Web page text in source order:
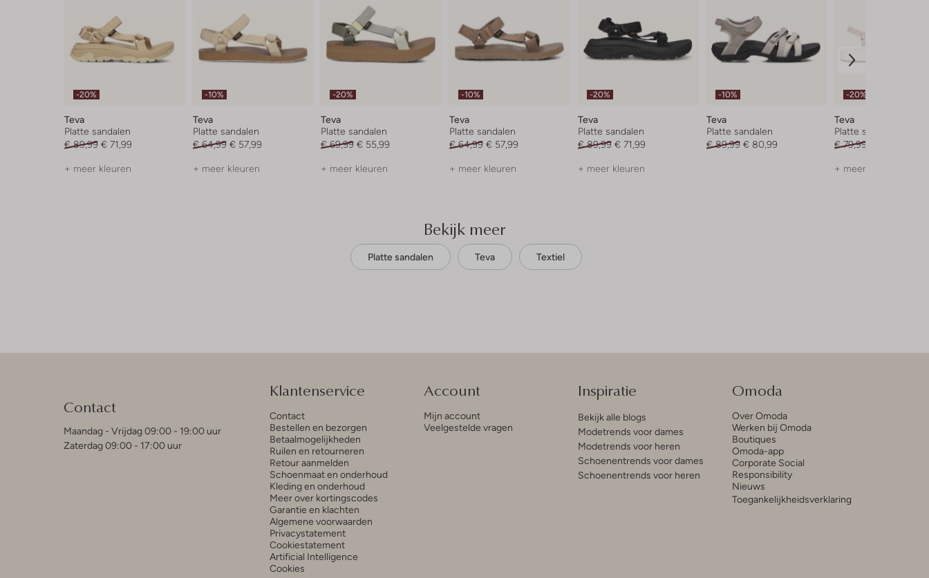
-20%
Teva
Platte sandalen
€ 89,99 € 71,99
+ meer kleuren
-10%
Teva
Platte sandalen
€ 64,99 € 57,99
+ meer kleuren
-20%
Teva
Platte sandalen
€ 69,99 € 55,99
+ meer kleuren
-10%
Teva
Platte sandalen
€ 64,99 € 57,99
+ meer kleuren
-20%
Teva
Platte sandalen
€ 89,99 € 71,99
+ meer kleuren
-10%
Teva
Platte sandalen
€ 89,99 € 80,99
-20%
Teva
Platte sandalen
€ 79,99
+ meer kleuren
Bekijk meer
Platte sandalen Teva Textiel
Contact
Maandag - Vrijdag 09:00 - 19:00 uur
Zaterdag 09:00 - 17:00 uur
Klantenservice
Contact
Bestellen en bezorgen
Betaalmogelijkheden
Ruilen en retourneren
Retour aanmelden
Schoenmaat en onderhoud
Kleding en onderhoud
Meer over kortingscodes
Garantie en klachten
Algemene voorwaarden
Privacystatement
Cookiestatement
Artificial Intelligence
Cookies
Account
Mijn account
Veelgestelde vragen
Inspiratie
Bekijk alle blogs
Modetrends voor dames
Modetrends voor heren
Schoenentrends voor dames
Schoenentrends voor heren
Omoda
Over Omoda
Werken bij Omoda
Boutiques
Omoda-app
Corporate Social
Responsibility
Nieuws
Toegankelijkheidsverklaring